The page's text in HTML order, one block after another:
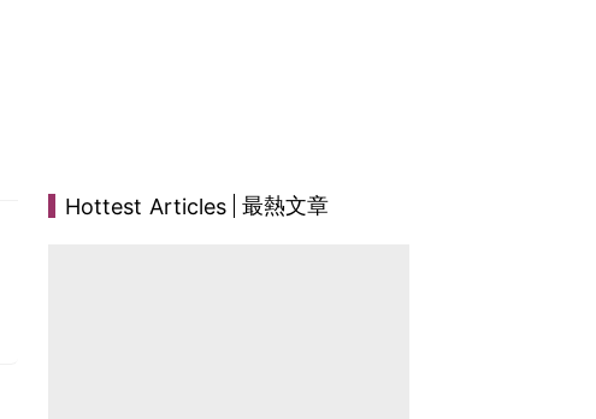
Hottest Articles 最熱文章